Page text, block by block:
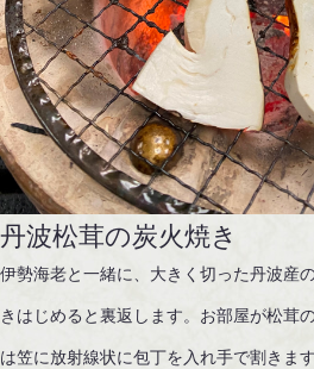
丹波松茸の炭火焼き
伊勢海老と一緒に、大きく切った丹波産
きはじめると裏返します。お部屋が松茸
は笠に放射線状に包丁を入れ手で割きます